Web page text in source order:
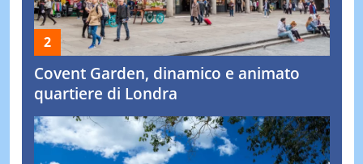
Covent Garden, dinamico e animato
quartiere di Londra